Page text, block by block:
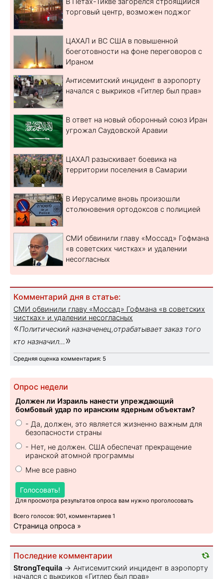
торговый центр, возможен поджог
ЦАХАЛ и ВС США в повышенной
боеготовности на фоне переговоров с
Ираном
Антисемитский инцидент в аэропорту
начался с выкриков «Гитлер был прав»
В ответ на новый оборонный союз Иран
угрожал Саудовской Аравии
ЦАХАЛ разыскивает боевика на
территории поселения в Самарии
В Иерусалиме вновь произошли
столкновения ортодоксов с полицией
СМИ обвинили главу «Моссад» Гофмана
«в советских чистках» и удалении
несогласных
Комментарий дня в статье:
СМИ обвинили главу «Моссад» Гофмана «в советских
чистках» и удалении несогласных
«Политический назначенец,отрабатывает заказ того
кто назначил... »
Средняя оценка комментария: 5
Опрос недели
Должен ли Израиль нанести упреждающий
бомбовый удар по иранским ядерным объектам?
- Да, должен, это является жизненно важным для
безопасности страны
- Нет, не должен. США обеспечат прекращение
иранской атомной программы
Мне все равно
Голосовать!
Для просмотра результатов опроса вам нужно проголосовать
Всего голосов: 901, комментариев 1
Страница опроса »
Последние комментарии
StrongTequila → Антисемитский инцидент в аэропорту
начался с выкриков «Гитлер был прав»